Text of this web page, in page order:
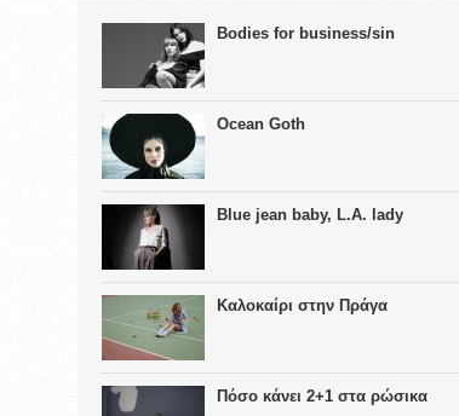
Bodies for business/sin
Ocean Goth
Blue jean baby, L.A. lady
Καλοκαίρι στην Πράγα
Πόσο κάνει 2+1 στα ρώσικα